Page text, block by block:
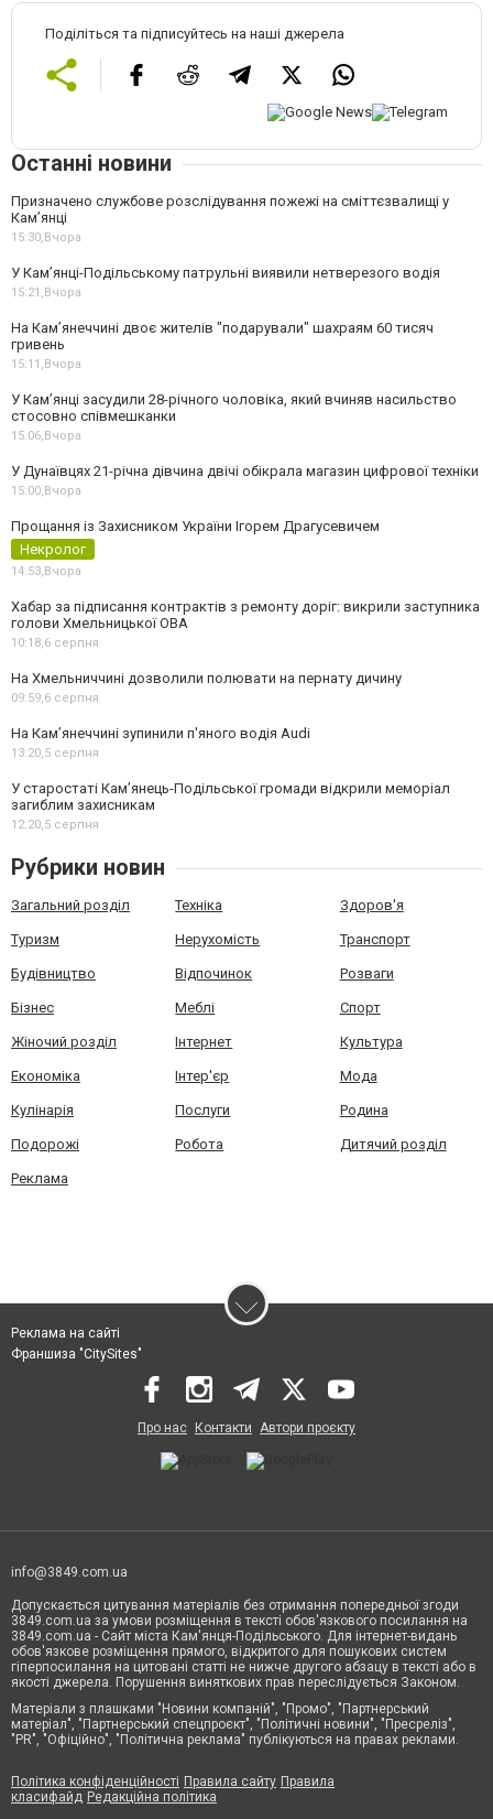
Поділіться та підписуйтесь на наші джерела
Останні новини
Призначено службове розслідування пожежі на сміттєзвалищі у
Кам’янці
15:30,Вчора
У Кам’янці-Подільському патрульні виявили нетверезого водія
15:21,Вчора
На Камʼянеччині двоє жителів "подарували" шахраям 60 тисяч
гривень
15:11,Вчора
У Камʼянці засудили 28-річного чоловіка, який вчиняв насильство
стосовно співмешканки
15:06,Вчора
У Дунаївцях 21-річна дівчина двічі обікрала магазин цифрової техніки
15:00,Вчора
Прощання із Захисником України Ігорем Драгусевичем
Некролог
14:53,Вчора
Хабар за підписання контрактів з ремонту доріг: викрили заступника
голови Хмельницької ОВА
10:18,6 серпня
На Хмельниччині дозволили полювати на пернату дичину
09:59,6 серпня
На Камʼянеччині зупинили п'яного водія Audi
13:20,5 серпня
У старостаті Кам’янець-Подільської громади відкрили меморіал
загиблим захисникам
12:20,5 серпня
Рубрики новин
Загальний розділ Техніка Здоров'я
Туризм Нерухомість Транспорт
Будівництво Відпочинок Розваги
Бізнес Меблі Спорт
Жіночий розділ Інтернет Культура
Економіка Інтер'єр Мода
Кулінарія Послуги Родина
Подорожі Робота Дитячий розділ
Реклама
Реклама на сайті
Франшиза "CitySites"
Про нас Контакти Автори проєкту
info@3849.com.ua
Допускається цитування матеріалів без отримання попередньої згоди
3849.com.ua за умови розміщення в тексті обов'язкового посилання на
3849.com.ua - Сайт міста Кам'янця-Подільського. Для інтернет-видань
обов'язкове розміщення прямого, відкритого для пошукових систем
гіперпосилання на цитовані статті не нижче другого абзацу в тексті або в
якості джерела. Порушення виняткових прав переслідується Законом.
Матеріали з плашками "Новини компаній", "Промо", "Партнерський
матеріал", "Партнерський спецпроєкт", "Політичні новини", "Пресреліз",
"PR", "Офіційно", "Політична реклама" публікуються на правах реклами.
Політика конфіденційності Правила сайту Правила
класифайд Редакційна політика